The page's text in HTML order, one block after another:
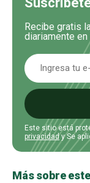
Recibe gratis
diariamente
Este sitio está
privacidady Se
Más sobre